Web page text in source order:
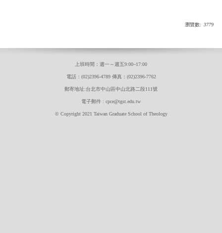
瀏覽數: 3779
上班時間：週一～週五9:00~17:00
電話：(02)2396-4789 傳真：(02)2396-7762
郵寄地址:台北市中山區中山北路二段111號
電子郵件 : cpce@tgst.edu.tw
© Copyright 2021 Taiwan Graduate School of Theology